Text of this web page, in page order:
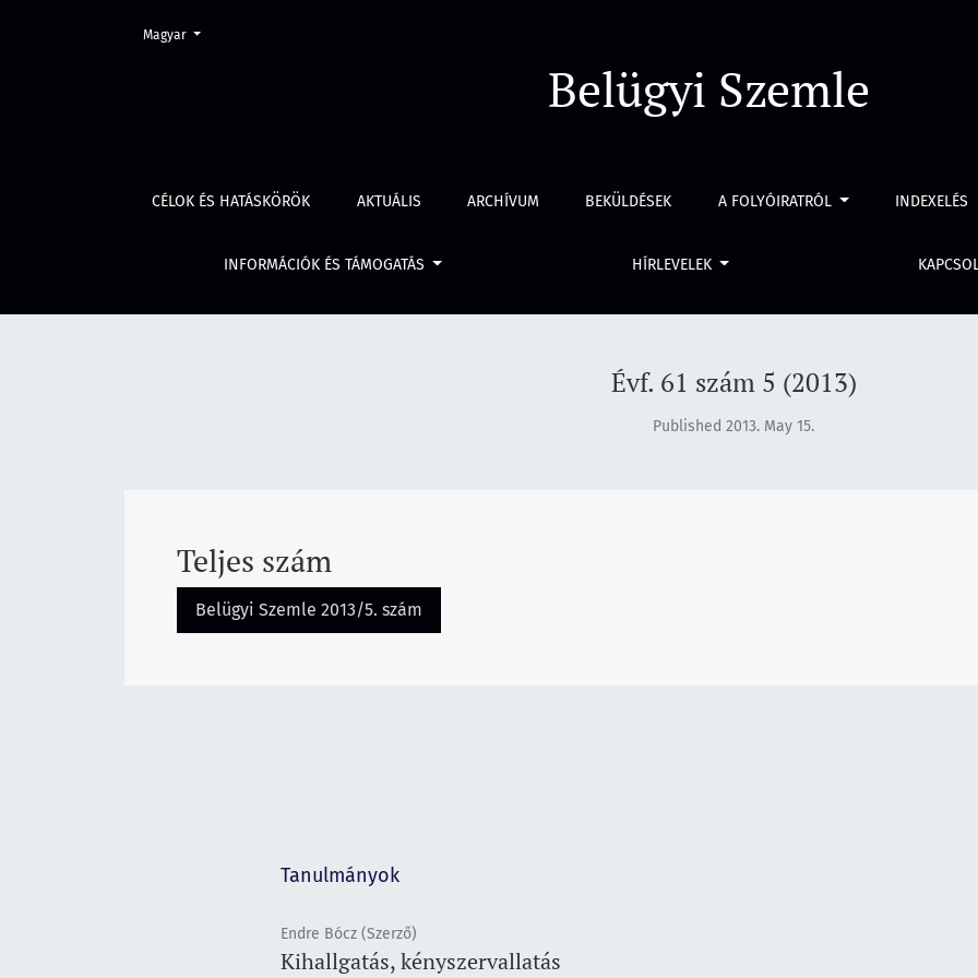
Évf. 61 szám 5 (2013)
Belügyi Szemle
CÉLOK ÉS HATÁSKÖRÖK AKTUÁLIS ARCHÍVUM BEKÜLDÉSEK A FOLYÓIRATRÓL INDEXELÉS
INFORMÁCIÓK ÉS TÁMOGATÁS HÍRLEVELEK
Change the language. The current language is:
Magyar
Évf. 61 szám 5 (2013)
Published 2013. May 15.
Teljes szám
Belügyi Szemle 2013/5. szám
Tanulmányok
Endre Bócz (Szerző)
Kihallgatás, kényszervallatás